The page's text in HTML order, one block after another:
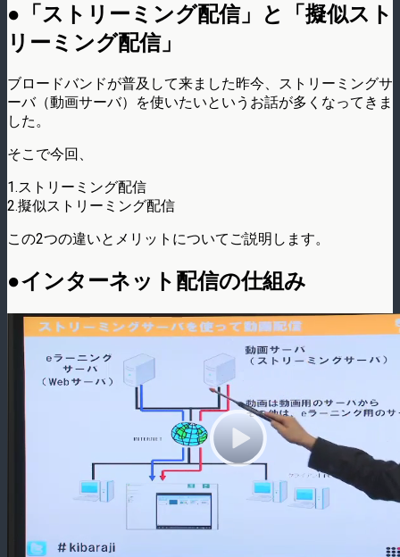
●「ストリーミング配信」と「擬似スト
リーミング配信」
ブロードバンドが普及して来ました昨今、ストリーミングサ
ーバ（動画サーバ）を使いたいというお話が多くなってきま
した。
そこで今回、
1.ストリーミング配信
2.擬似ストリーミング配信
この2つの違いとメリットについてご説明します。
●インターネット配信の仕組み